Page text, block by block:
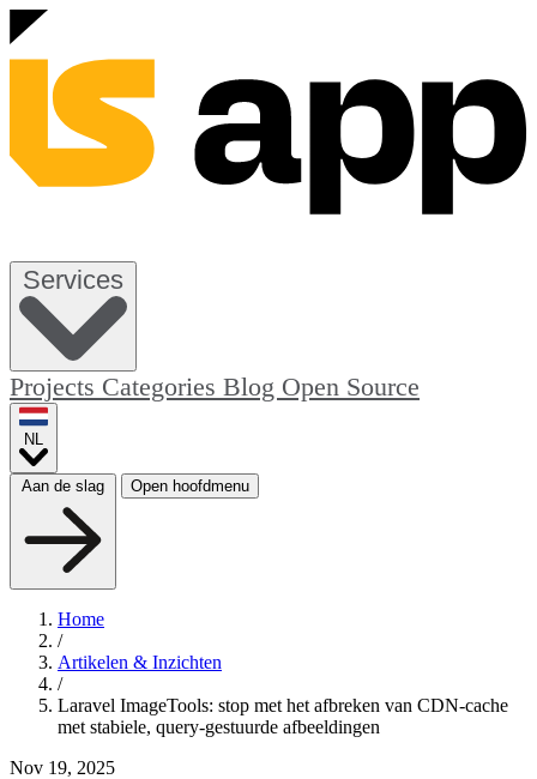
Services
Projects Categories Blog Open Source
NL
Aan de slag Open hoofdmenu
Home
/
Artikelen & Inzichten
/
Laravel ImageTools: stop met het afbreken van CDN-cache
met stabiele, query-gestuurde afbeeldingen
Nov 19, 2025